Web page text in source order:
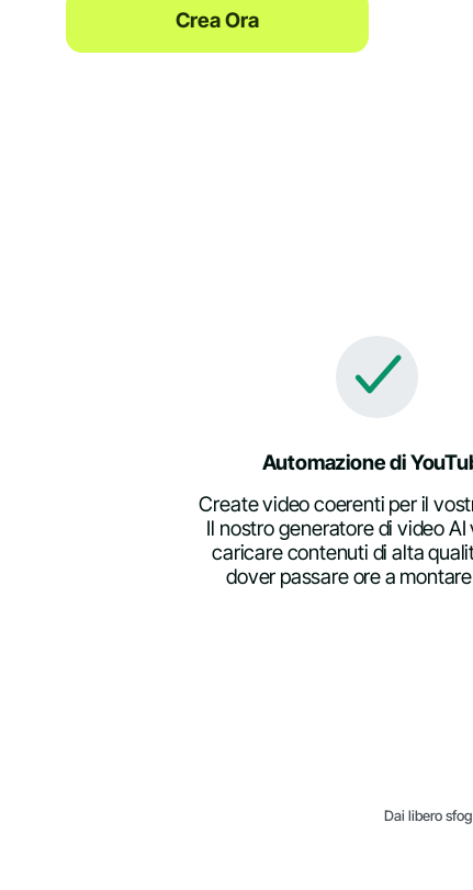
Crea Ora
Automazione di
Create video coerenti per il
Il nostro generatore di video AI
caricare contenuti di alta
dover passare ore a
Dai libero